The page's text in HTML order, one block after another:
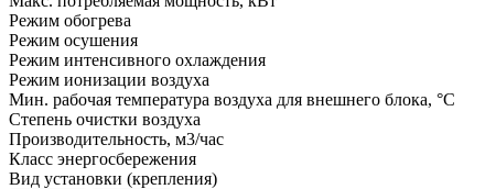
Режим обогрева
Режим осушения
Режим интенсивного охлаждения
Режим ионизации воздуха
Мин. рабочая температура воздуха для внешнего блока, °С
Степень очистки воздуха
Производительность, м3/час
Класс энергосбережения
Вид установки (крепления)